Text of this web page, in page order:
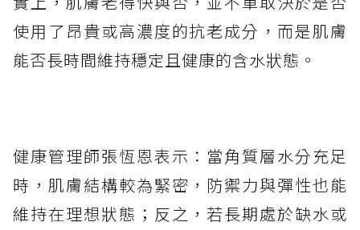
使用了昂貴或高濃度的抗老成分，而是肌膚
能否長時間維持穩定且健康的含水狀態。
健康管理師張恆恩表示：當角質層水分充足
時，肌膚結構較為緊密，防禦力與彈性也能
維持在理想狀態；反之，若長期處於缺水或